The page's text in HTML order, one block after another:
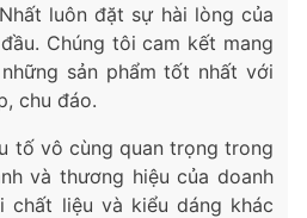
luôn đặt sự hài lòng của
Chúng tôi cam kết mang
sản phẩm tốt nhất với
chu đáo.
tố vô cùng quan trọng trong
và thương hiệu của doanh
chất liệu và kiểu dáng khác